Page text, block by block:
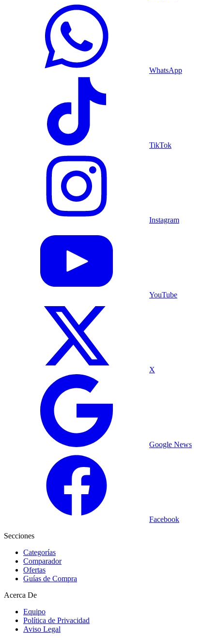
WhatsApp
TikTok
Instagram
YouTube
X
Google News
Facebook
Secciones
Categorías
Comparador
Ofertas
Guías de Compra
Acerca De
Equipo
Política de Privacidad
Aviso Legal